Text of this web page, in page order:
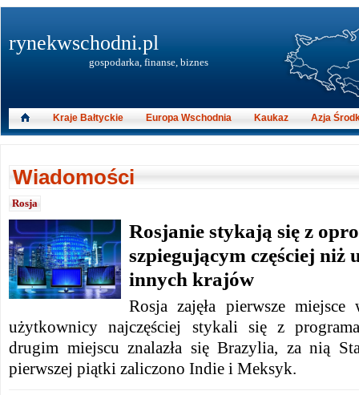
Wiadomości
Rosja
Rosjanie stykają się z
szpiegującym częściej niż
innych krajów
Rosja zajęła pierwsze
użytkownicy najczęściej stykali się z
drugim miejscu znalazła się Brazylia, za nią
pierwszej piątki zaliczono Indie i Meksyk.
rynekwschodni.pl
gospodarka, finanse, biznes
Kraje Bałtyckie Europa Wschodnia Kaukaz Azja